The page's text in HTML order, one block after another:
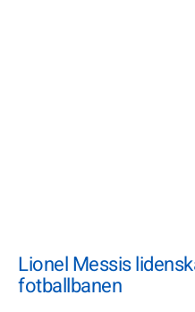
Lionel Messis
fotballbanen